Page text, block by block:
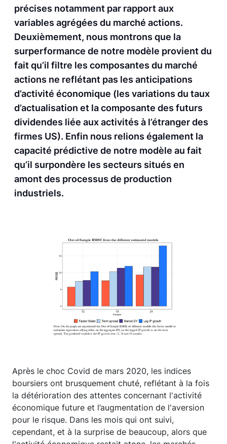
précises notamment par rapport aux
variables agrégées du marché actions.
Deuxièmement, nous montrons que la
surperformance de notre modèle provient du
fait qu’il filtre les composantes du marché
actions ne reflétant pas les anticipations
d’activité économique (les variations du taux
d’actualisation et la composante des futurs
dividendes liée aux activités à l’étranger des
firmes US). Enfin nous relions également la
capacité prédictive de notre modèle au fait
qu’il surpondère les secteurs situés en
amont des processus de production
industriels.
Après le choc Covid de mars 2020, les indices
boursiers ont brusquement chuté, reflétant à la fois
la détérioration des attentes concernant l'activité
économique future et l’augmentation de l'aversion
pour le risque. Dans les mois qui ont suivi,
cependant, et à la surprise de beaucoup, alors que